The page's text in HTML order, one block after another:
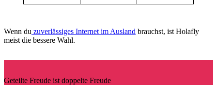
Wenn du zuverlässiges Internet im Ausland brauchst, ist Holafly
meist die bessere Wahl.
Geteilte Freude ist doppelte Freude